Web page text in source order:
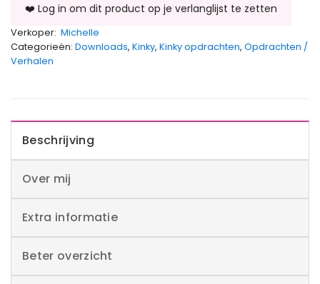
Verkoper: Michelle
Categorieën: Downloads, Kinky, Kinky opdrachten, Opdrachten /
Verhalen
Beschrijving
Over mij
Extra informatie
Beter overzicht